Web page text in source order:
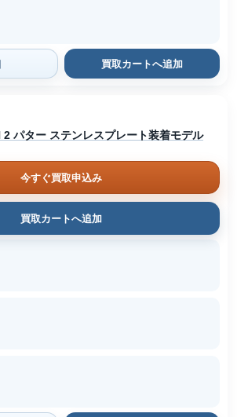
買取カートへ追加
パター ステンレスプレート装着モデル
今すぐ買取申込み
買取カートへ追加